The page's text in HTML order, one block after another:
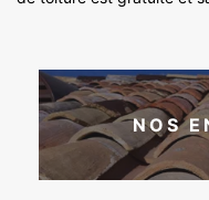
NOS